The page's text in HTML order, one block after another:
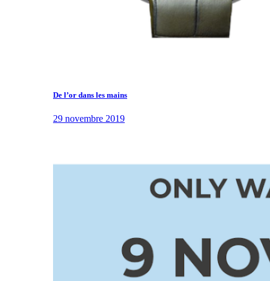
De l’or dans les mains
29 novembre 2019